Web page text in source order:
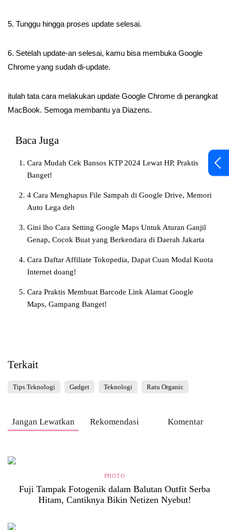
5. Tunggu hingga proses update selesai.
6. Setelah update-an selesai, kamu bisa membuka Google
Chrome yang sudah di-update.
itulah tata cara melakukan update Google Chrome di perangkat
MacBook. Semoga membantu ya Diazens.
Baca Juga
Cara Mudah Cek Bansos KTP 2024 Lewat HP, Praktis
Banget!
4 Cara Menghapus File Sampah di Google Drive, Memori
Auto Lega deh
Gini lho Cara Setting Google Maps Untuk Aturan Ganjil
Genap, Cocok Buat yang Berkendara di Daerah Jakarta
Cara Daftar Affiliate Tokopedia, Dapat Cuan Modal Kuota
Internet doang!
Cara Praktis Membuat Barcode Link Alamat Google
Maps, Gampang Banget!
Terkait
Tips Teknologi Gadget Teknologi Ratu Organic
Jangan Lewatkan Rekomendasi Komentar
PHOTO
Fuji Tampak Fotogenik dalam Balutan Outfit Serba
Hitam, Cantiknya Bikin Netizen Nyebut!